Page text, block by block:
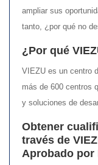
ampliar sus
tanto, ¿por qué no
¿Por qué
VIEZU es un centro
más de 600 centros
y soluciones de
Obtener
través de
Aprobado por